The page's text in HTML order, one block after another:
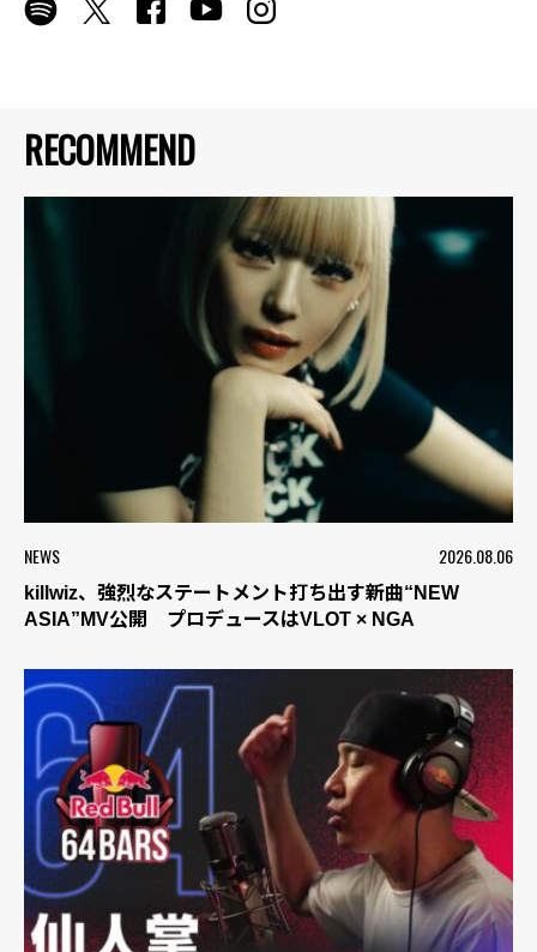
RECOMMEND
NEWS 2026.08.06
killwiz、強烈なステートメント打ち出す新曲“NEW
ASIA”MV公開 プロデュースはVLOT × NGA